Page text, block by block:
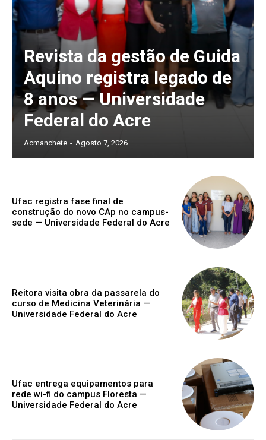
Revista da gestão de Guida
Aquino registra legado de
8 anos — Universidade
Federal do Acre
Acmanchete - Agosto 7, 2026
Ufac registra fase final de
construção do novo CAp no campus-
sede — Universidade Federal do Acre
Reitora visita obra da passarela do
curso de Medicina Veterinária —
Universidade Federal do Acre
Ufac entrega equipamentos para
rede wi-fi do campus Floresta —
Universidade Federal do Acre